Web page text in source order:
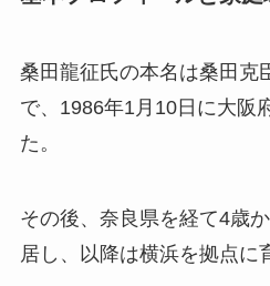
桑田龍征氏の本名は桑田克
で、1986年1月10日に大阪
た。
その後、奈良県を経て4歳
居し、以降は横浜を拠点に